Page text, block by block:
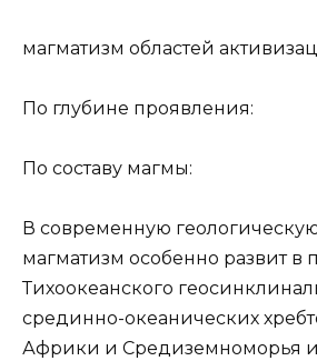
магматизм областей
По глубине проявления:
По составу магмы:
В современную
магматизм особенно развит в
Тихоокеанского
срединно-океанических
Африки и Средиземноморья